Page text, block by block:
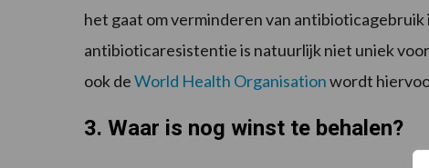
het gaat om verminderen van
antibioticaresistentie is natuurlijk niet uniek
ook deWorld Health Organisationwordt
3. Waar is nog winst te behalen?